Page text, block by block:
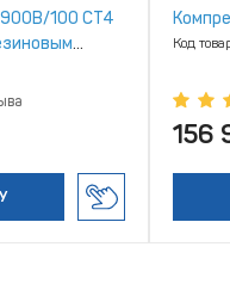
100 CT4
Код
156